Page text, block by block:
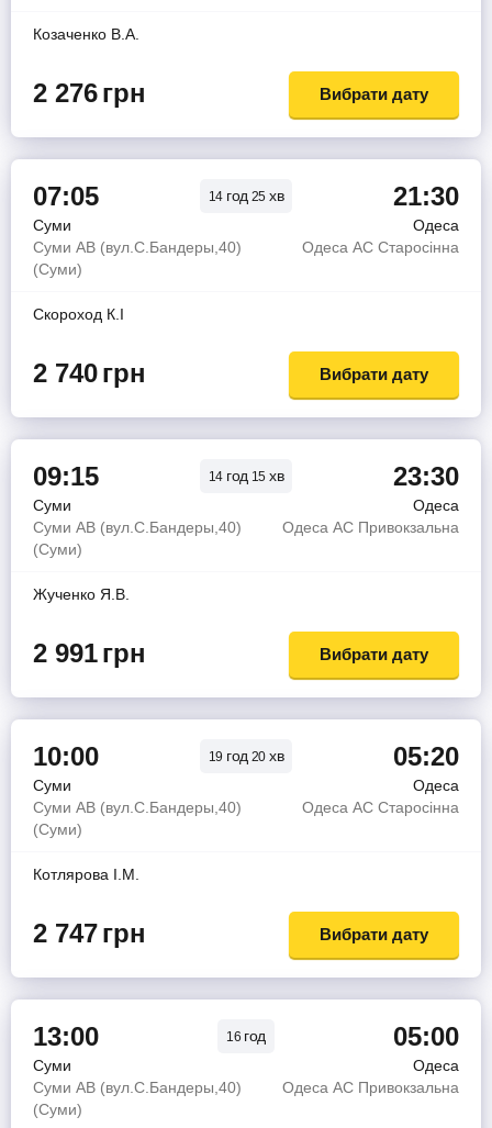
Козаченко В.А.
2 276грн Вибрати дату
07:05 14 год 25 хв 21:30
Суми
Одеса
Суми АВ (вул.С.Бандеры,40)
(Суми)
Одеса АС Старосінна
Скороход К.І
2 740грн Вибрати дату
09:15 14 год 15 хв 23:30
Суми
Одеса
Суми АВ (вул.С.Бандеры,40)
(Суми)
Одеса АС Привокзальна
Жученко Я.В.
2 991грн Вибрати дату
10:00 19 год 20 хв 05:20
Суми
Одеса
Суми АВ (вул.С.Бандеры,40)
(Суми)
Одеса АС Старосінна
Котлярова І.М.
2 747грн Вибрати дату
13:00 16 год 05:00
Суми
Одеса
Суми АВ (вул.С.Бандеры,40)
(Суми)
Одеса АС Привокзальна